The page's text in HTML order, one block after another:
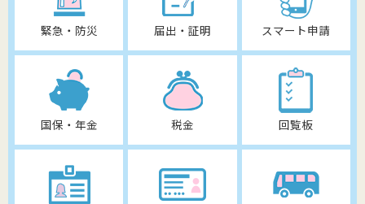
緊急・防災 届出・証明 スマート申請
国保・年金 税金 回覧板